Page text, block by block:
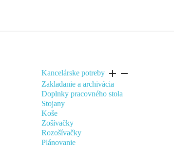
Kancelárske potreby add remove
Zakladanie a archivácia
Doplnky pracovného stola
Stojany
Koše
Zošívačky
Rozošívačky
Plánovanie